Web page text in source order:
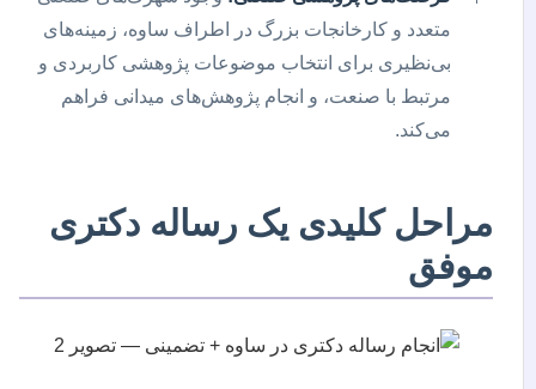
متعدد و کارخانجات بزرگ در اطراف ساوه، زمینه‌های
بی‌نظیری برای انتخاب موضوعات پژوهشی کاربردی و
مرتبط با صنعت، و انجام پژوهش‌های میدانی فراهم
می‌کند.
مراحل کلیدی یک رساله دکتری
موفق